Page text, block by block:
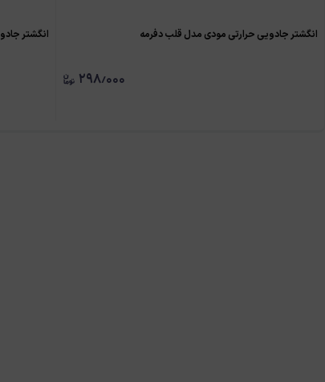
انگشتر جادویی حرارتی مودی مدل قلب دفرمه
۲۹۸٫۰۰۰
انگشتر